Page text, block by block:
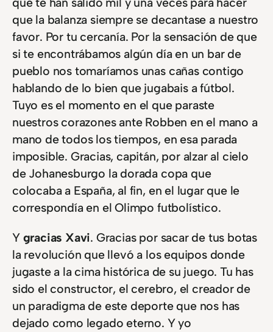
que la balanza siempre se decantase a nuestro
favor. Por tu cercanía. Por la sensación de que
si te encontrábamos algún día en un bar de
pueblo nos tomaríamos unas cañas contigo
hablando de lo bien que jugabais a fútbol.
Tuyo es el momento en el que paraste
nuestros corazones ante Robben en el mano a
mano de todos los tiempos, en esa parada
imposible. Gracias, capitán, por alzar al cielo
de Johanesburgo la dorada copa que
colocaba a España, al fin, en el lugar que le
correspondía en el Olimpo futbolístico.
Y gracias Xavi. Gracias por sacar de tus botas
la revolución que llevó a los equipos donde
jugaste a la cima histórica de su juego. Tu has
sido el constructor, el cerebro, el creador de
un paradigma de este deporte que nos has
dejado como legado eterno. Y yo